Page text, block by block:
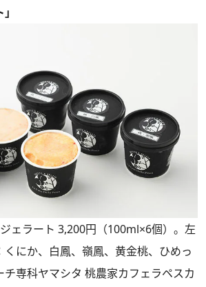
ェラート 3,200円（100ml×6個）。左
にか、白鳳、嶺鳳、黄金桃、ひめっ
チ専科ヤマシタ 桃農家カフェラペスカ